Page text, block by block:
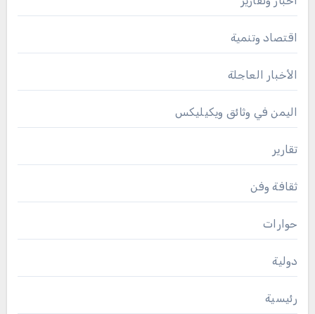
اقتصاد وتنمية
الأخبار العاجلة
اليمن في وثائق ويكيليكس
تقارير
ثقافة وفن
حوارات
دولية
رئيسية